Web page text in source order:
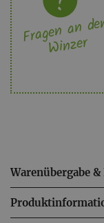
Fragen an
Winzer
Warenübergabe